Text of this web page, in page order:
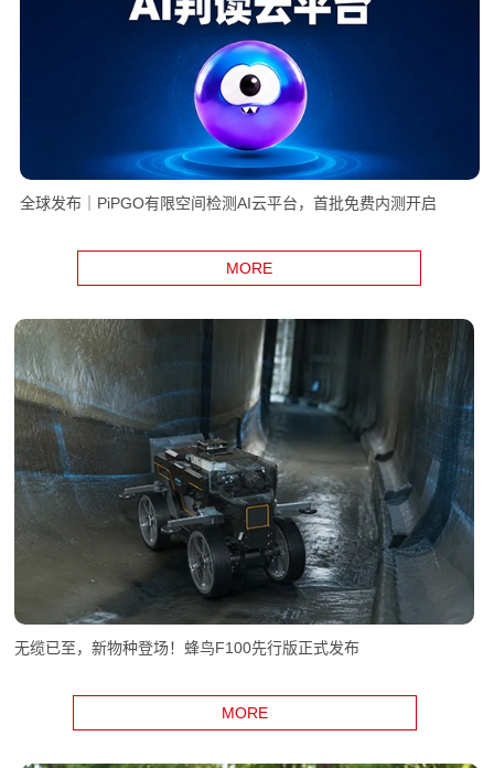
全球发布｜PiPGO有限空间检测AI云平台，首批免费内测开启
MORE
无缆已至，新物种登场！蜂鸟F100先行版正式发布
MORE